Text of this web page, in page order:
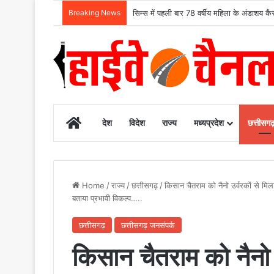
Breaking News मुख्यमंत्री विष्णुदेव साय के नेतृत्व में छत्तीसगढ़ को
Homeदेश विदेश राज्य मध्यप्रदेश
Home /राज्य /छत्तीसगढ़ /किसान चैतराम को नैनो उर्वरकों से
बताया प्रभावी विकल्प…..
छत्तीसगढ़ छत्तीसगढ़ जनसंपर्क
किसान चैतराम को नैनो